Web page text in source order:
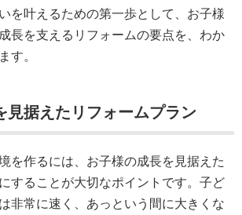
叶えるための第一歩として、お子様
長を支えるリフォームの要点を、わか
す。
見据えたリフォームプラン
を作るには、お子様の成長を見据えた
することが大切なポイントです。子ど
非常に速く、あっという間に大きくな